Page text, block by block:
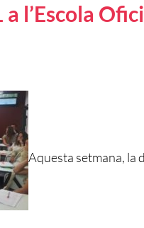
l’Escola
Aquesta setmana, la